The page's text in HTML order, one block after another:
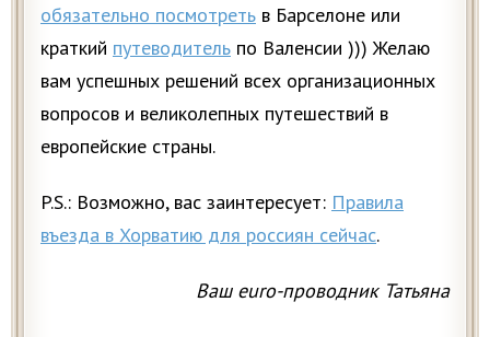
обязательно посмотреть в Барселоне или
краткий путеводитель по Валенсии ))) Желаю
вам успешных решений всех организационных
вопросов и великолепных путешествий в
европейские страны.
P.S.: Возможно, вас заинтересует: Правила
въезда в Хорватию для россиян сейчас.
Ваш euro-проводник Татьяна